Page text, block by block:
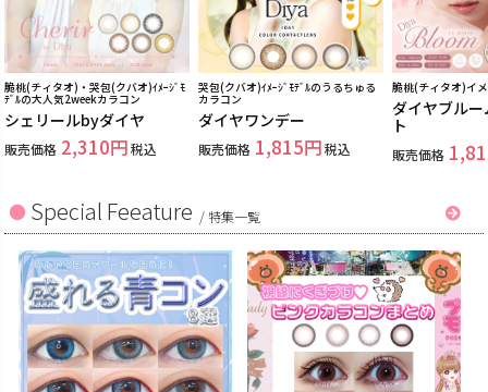
脆桃(チィタオ)・哭包(クバオ)ｲﾒｰｼﾞﾓ
ﾃﾞﾙの大人気2weekカラコン
シェリールbyダイヤ
販売価格 2,310 税込
哭包(クバオ)ｲﾒｰｼﾞﾓﾃﾞﾙのうるちゅる
カラコン
ダイヤワンデー
販売価格 1,815 税込
脆桃(チィタオ)イ
ダイヤブル
ト
販売価格
Special Feeature /特集一覧